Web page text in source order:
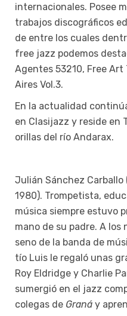
internacionales. Posee
trabajos discográficos
de entre los cuales
free jazz podemos
Agentes 53210, Free Art
Aires Vol.3.
En la actualidad
en Clasijazz y reside en
orillas del río Andarax.
Julián Sánchez Carballo
1980). Trompetista,
música siempre estuvo
mano de su padre. A los
seno de la banda de
tío Luis le regaló unas
Roy Eldridge y Charlie
sumergió en el jazz
colegas de Graná y